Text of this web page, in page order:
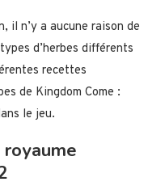
il n’y a aucune raison de
d’herbes différents
recettes
de Kingdom Come :
le jeu.